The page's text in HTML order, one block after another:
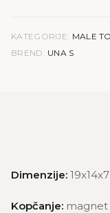
KATEGORIJE: MALE
BREND: UNA S
Dimenzije:
Kopčanje: magnet